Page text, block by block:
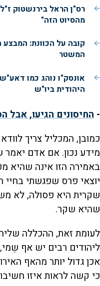
רס"ן הראל בירנשטוק
מהסיוט הזה"
קובה על הכוונת:
המשטר
אונסק"ו נוהג כמו
היהודית ביו"ש
- החיסונים הגיעו, אבל
כמובן, המכליל צריך
מידע נכון. אם אדם
באמירה הזו אינה שהיא
יוצאי פרס שפגשתי בחיי
שקרית היא פסולה, לא
שהיא שקר.
לעומת זאת, ההכללה
ליהודים רבים יש אף
אכן גדול יותר מהאף
כי קשה לראות איזו